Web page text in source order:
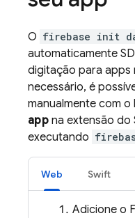
O firebase init
automaticamente
digitação para apps
necessário, é
manualmente com
appna extensão do
executando
Web Swift
Adicione o